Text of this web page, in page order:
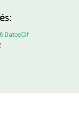
DatosCif